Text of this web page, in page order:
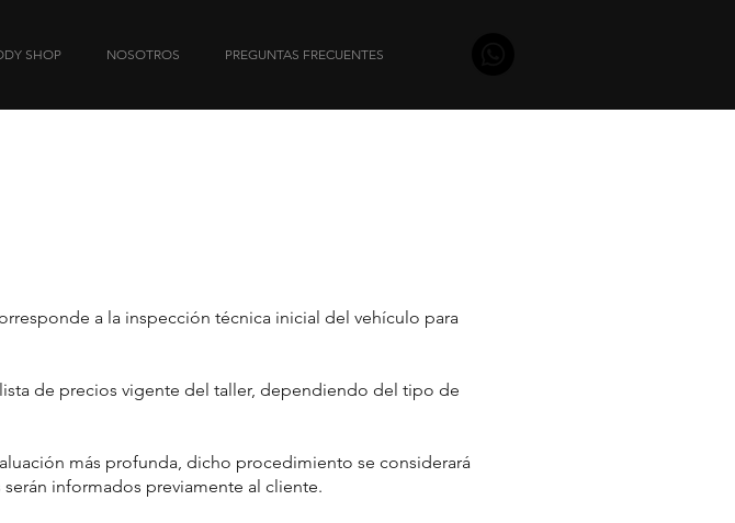
SHOP NOSOTROS PREGUNTAS FRECUENTES
a la inspección técnica inicial del vehículo para
de precios vigente del taller, dependiendo del tipo de
más profunda, dicho procedimiento se considerará
informados previamente al cliente.